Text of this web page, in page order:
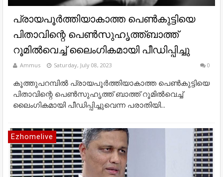
പ്രായപൂര്‍ത്തിയാകാത്ത പെണ്‍കുട്ടിയെ
പിതാവിന്റെ പെണ്‍സുഹൃത്ത്ബാത്ത്
റൂമില്‍വെച്ച് ലൈംഗികമായി പീഡിപ്പിച്ചു
Ammus Saturday, July 08, 2023 0
കൂത്തുപറമ്പിൽ പ്രായപൂര്‍ത്തിയാകാത്ത പെണ്‍കുട്ടിയെ
പിതാവിന്റെ പെണ്‍സുഹൃത്ത് ബാത്ത് റൂമില്‍വെച്ച്
ലൈംഗികമായി പീഡിപ്പിച്ചുവെന്ന പരാതിയി...
Ezhomelive